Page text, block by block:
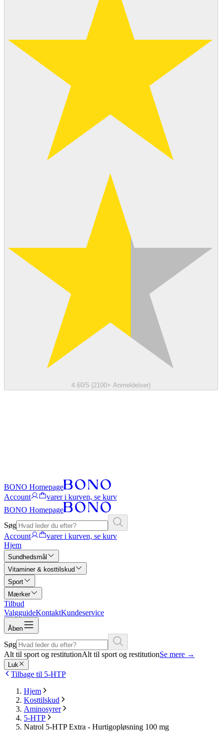
4.60/5 (2100+ Anmeldelser)
BONO Homepage
Account
varer i kurven, se kurv
BONO Homepage
Søg
Account
varer i kurven, se kurv
Hjem
Sundhedsmål
Vitaminer & kosttilskud
Sport
Mærker
Tilbud
ValgguideKontaktKundeservice
Åben
Søg
Alt til sport og restitutionAlt til sport og restitutionSe mere →
Luk
Tilbage til 5-HTP
Hjem
Kosttilskud
Aminosyrer
5-HTP
Natrol 5-HTP Extra - Hurtigopløsning 100 mg